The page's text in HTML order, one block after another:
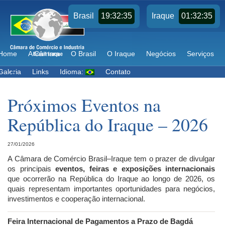
A Câmara O Brasil O Iraque Negócios Serviços
Links Idioma: Contato
Brasil 19:32:35 Iraque 01:32:35
Próximos Eventos na
República do Iraque – 2026
27/01/2026
A Câmara de Comércio Brasil–Iraque tem o prazer de divulgar
os principais eventos, feiras e exposições internacionais
que ocorrerão na República do Iraque ao longo de 2026, os
quais representam importantes oportunidades para negócios,
investimentos e cooperação internacional.
Feira Internacional de Pagamentos a Prazo de Bagdá